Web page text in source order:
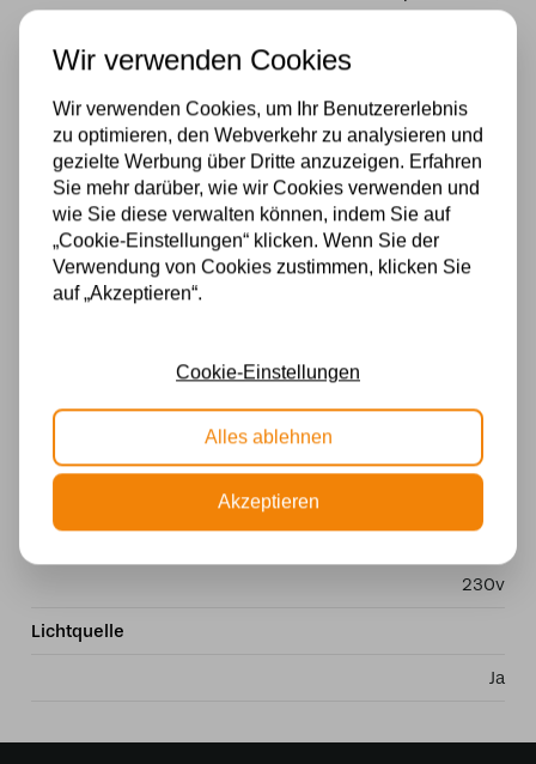
Aufhängung braun
Hergestellt aus Metall
Fassung: 2 x E27
Gesamthöhe der Lampe: +/- 126cm , Kette kann
gekürzt werden
Spezifikationen
Stromversorgung
230v
Lichtquelle
Ja
Wir verwenden Cookies
Wir verwenden Cookies, um Ihr Benutzererlebnis
zu optimieren, den Webverkehr zu analysieren und
gezielte Werbung über Dritte anzuzeigen. Erfahren
Sie mehr darüber, wie wir Cookies verwenden und
wie Sie diese verwalten können, indem Sie auf
„Cookie-Einstellungen“ klicken. Wenn Sie der
Verwendung von Cookies zustimmen, klicken Sie
auf „Akzeptieren“.
Cookie-Einstellungen
Alles ablehnen
Akzeptieren